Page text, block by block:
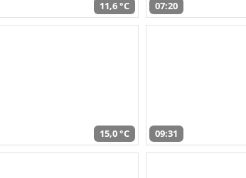
11,6 °C 07:20
15,0 °C 09:31